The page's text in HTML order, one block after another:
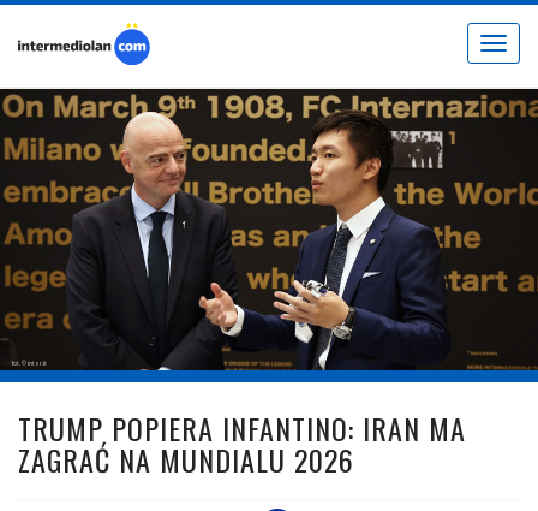
Toggle
fot. © inter.it
TRUMP POPIERA INFANTINO: IRAN MA
ZAGRAĆ NA MUNDIALU 2026